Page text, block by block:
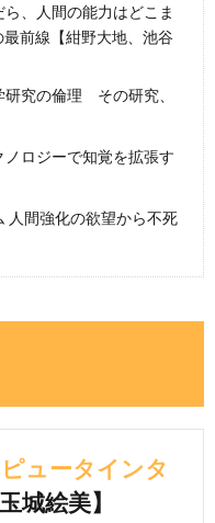
、人間の能力はどこま
前線【紺野大地、池谷
究の倫理 その研究、
ロジーで知覚を拡張す
人間強化の欲望から不死
ュータインタ
玉城絵美】